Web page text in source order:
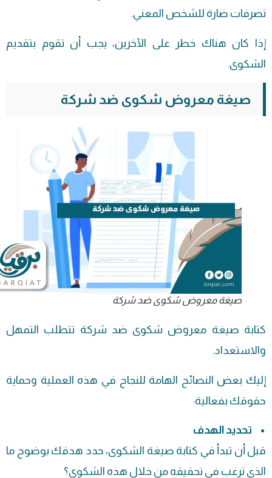
تصرفات ضارة للشخص المعني.
إذا كان هناك خطر على الآخرين، يجب أن تقوم بتقديم
الشكوى.
صيغة معروض شكوى ضد شركة
صيغة معروض شكوى ضد شركة
كتابة صيغة معروض شكوى ضد شركة تتطلب التمهل
والاستعداد.
إليك بعض النصائح الهامة للنجاح في هذه العملية وحماية
حقوقك بفعالية:
تحديد الهدف
قبل أن تبدأ في كتابة صيغة الشكوى، حدد هدفك بوضوح ما
الذي ترغب في تحقيقه من خلال هذه الشكوى؟